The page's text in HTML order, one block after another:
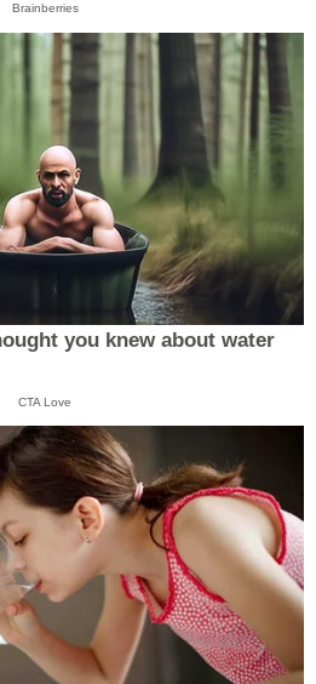
Brainberries
you knew about water
CTA Love